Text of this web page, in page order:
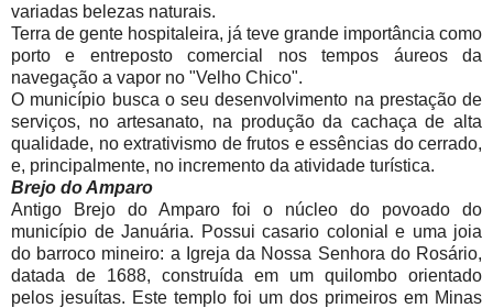
variadas belezas naturais.
Terra de gente hospitaleira, já teve grande importância como
porto e entreposto comercial nos tempos áureos da
navegação a vapor no "Velho Chico".
O município busca o seu desenvolvimento na prestação de
serviços, no artesanato, na produção da cachaça de alta
qualidade, no extrativismo de frutos e essências do cerrado,
e, principalmente, no incremento da atividade turística.
Brejo do Amparo
Antigo Brejo do Amparo foi o núcleo do povoado do
município de Januária. Possui casario colonial e uma joia
do barroco mineiro: a Igreja da Nossa Senhora do Rosário,
datada de 1688, construída em um quilombo orientado
pelos jesuítas. Este templo foi um dos primeiros em Minas